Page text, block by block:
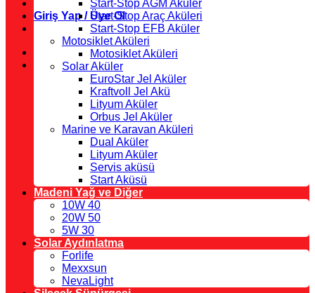
Giriş Yap / Üye Ol
Start-Stop AGM Aküler
Start-Stop Araç Aküleri
Start-Stop EFB Aküler
Motosiklet Aküleri
Motosiklet Aküleri
Solar Aküler
EuroStar Jel Aküler
Kraftvoll Jel Akü
Lityum Aküler
Orbus Jel Aküler
Marine ve Karavan Aküleri
Dual Aküler
Lityum Aküler
Servis aküsü
Start Aküsü
Madeni Yağ ve Diğer
10W 40
20W 50
5W 30
Solar Aydınlatma
Forlife
Mexxsun
NevaLight